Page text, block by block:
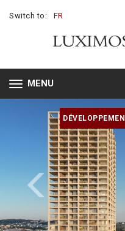
Switch to: FR
Toggle
navigation
MENU